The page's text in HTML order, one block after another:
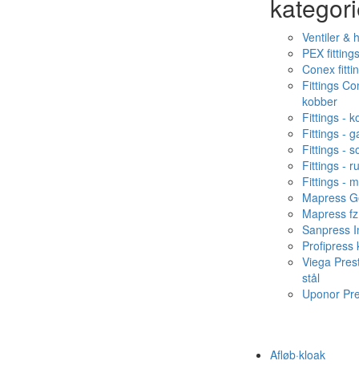
Ventiler &
PEX fittings
Conex
Fittings
kobber
Fittings -
Fittings -
Fittings -
Fittings -
Fittings -
Mapress
Mapress fz
Sanpress
Profipress
Viega
stål
Uponor
Afløb·kloak